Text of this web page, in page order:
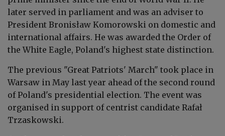
later served in parliament and was an adviser to
President Bronisław Komorowski on domestic and
international affairs. He was awarded the Order of
the White Eagle, Poland's highest state distinction.
The previous "Great Patriots' March" took place in
Warsaw in May last year ahead of the second round
of Poland's presidential election. The event was
organised in support of centrist candidate Rafał
Trzaskowski.